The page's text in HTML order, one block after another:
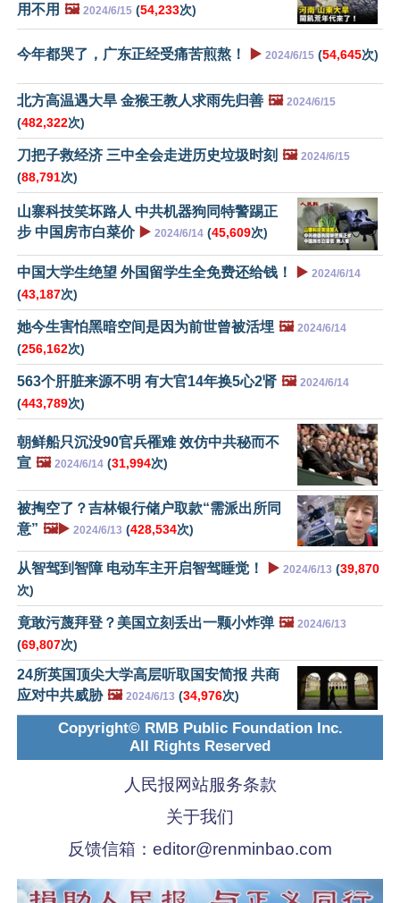
用不用 🖼️ 2024/6/15 (54,233次)
今年都哭了，广东正经受痛苦煎熬！ ▶️ 2024/6/15 (54,645次)
北方高温遇大旱 金猴王教人求雨先归善 🖼️ 2024/6/15
(482,322次)
刀把子救经济 三中全会走进历史垃圾时刻 🖼️ 2024/6/15
(88,791次)
山寨科技笑坏路人 中共机器狗同特警踢正
步 中国房市白菜价 ▶️ 2024/6/14 (45,609次)
中国大学生绝望 外国留学生全免费还给钱！ ▶️ 2024/6/14
(43,187次)
她今生害怕黑暗空间是因为前世曾被活埋 🖼️ 2024/6/14
(256,162次)
563个肝脏来源不明 有大官14年换5心2肾 🖼️ 2024/6/14
(443,789次)
朝鲜船只沉没90官兵罹难 效仿中共秘而不
宣 🖼️ 2024/6/14 (31,994次)
被掏空了？吉林银行储户取款“需派出所同
意” 🖼️▶️ 2024/6/13 (428,534次)
从智驾到智障 电动车主开启智驾睡觉！ ▶️ 2024/6/13 (39,870
次)
竟敢污蔑拜登？美国立刻丢出一颗小炸弹 🖼️ 2024/6/13
(69,807次)
24所英国顶尖大学高层听取国安简报 共商
应对中共威胁 🖼️ 2024/6/13 (34,976次)
Copyright© RMB Public Foundation Inc.
All Rights Reserved
人民报网站服务条款
关于我们
反馈信箱： editor@renminbao.com